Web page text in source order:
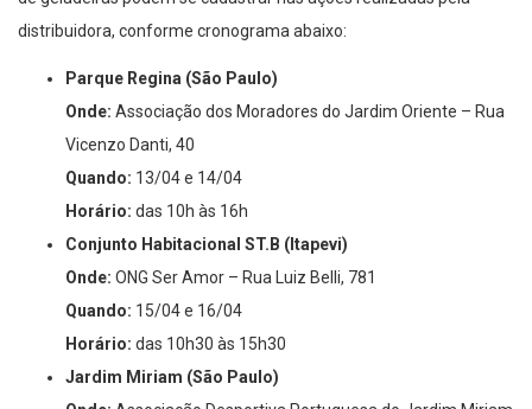
distribuidora, conforme cronograma abaixo:
Parque Regina (São Paulo)
Onde: Associação dos Moradores do Jardim Oriente – Rua
Vicenzo Danti, 40
Quando: 13/04 e 14/04
Horário: das 10h às 16h
Conjunto Habitacional ST.B (Itapevi)
Onde: ONG Ser Amor – Rua Luiz Belli, 781
Quando: 15/04 e 16/04
Horário: das 10h30 às 15h30
Jardim Miriam (São Paulo)